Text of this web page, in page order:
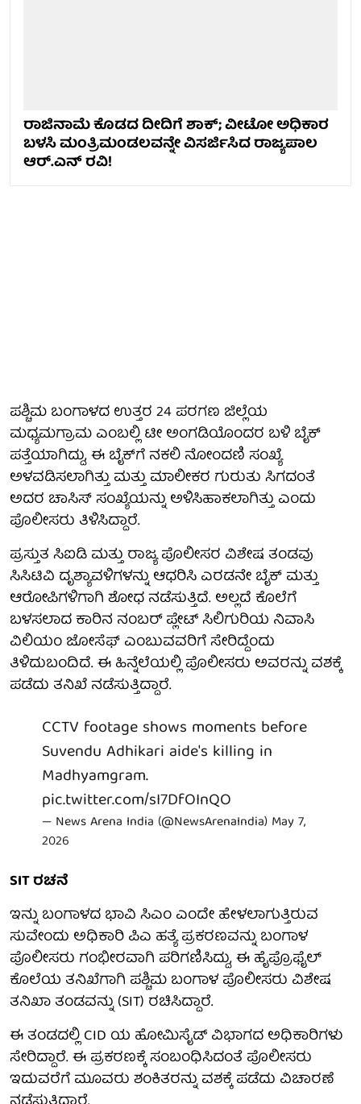
ರಾಜಿನಾಮೆ ಕೊಡದ ದೀದಿಗೆ ಶಾಕ್; ವೀಟೋ ಅಧಿಕಾರ
ಬಳಸಿ ಮಂತ್ರಿಮಂಡಲವನ್ನೇ ವಿಸರ್ಜಿಸಿದ ರಾಜ್ಯಪಾಲ
ಆರ್‌.ಎನ್ ರವಿ!
ಪಶ್ಚಿಮ ಬಂಗಾಳದ ಉತ್ತರ 24 ಪರಗಣ ಜಿಲ್ಲೆಯ
ಮಧ್ಯಮಗ್ರಾಮ ಎಂಬಲ್ಲಿ ಟೀ ಅಂಗಡಿಯೊಂದರ ಬಳಿ ಬೈಕ್
ಪತ್ತೆಯಾಗಿದ್ದು, ಈ ಬೈಕ್‌ಗೆ ನಕಲಿ ನೋಂದಣಿ ಸಂಖ್ಯೆ
ಅಳವಡಿಸಲಾಗಿತ್ತು ಮತ್ತು ಮಾಲೀಕರ ಗುರುತು ಸಿಗದಂತೆ
ಅದರ ಚಾಸಿಸ್ ಸಂಖ್ಯೆಯನ್ನು ಅಳಿಸಿಹಾಕಲಾಗಿತ್ತು ಎಂದು
ಪೊಲೀಸರು ತಿಳಿಸಿದ್ದಾರೆ.
ಪ್ರಸ್ತುತ ಸಿಐಡಿ ಮತ್ತು ರಾಜ್ಯ ಪೊಲೀಸರ ವಿಶೇಷ ತಂಡವು
ಸಿಸಿಟಿವಿ ದೃಶ್ಯಾವಳಿಗಳನ್ನು ಆಧರಿಸಿ ಎರಡನೇ ಬೈಕ್ ಮತ್ತು
ಆರೋಪಿಗಳಿಗಾಗಿ ಶೋಧ ನಡೆಸುತ್ತಿದೆ. ಅಲ್ಲದೆ ಕೊಲೆಗೆ
ಬಳಸಲಾದ ಕಾರಿನ ನಂಬರ್ ಪ್ಲೇಟ್ ಸಿಲಿಗುರಿಯ ನಿವಾಸಿ
ವಿಲಿಯಂ ಜೋಸೆಫ್ ಎಂಬುವವರಿಗೆ ಸೇರಿದ್ದೆಂದು
ತಿಳಿದುಬಂದಿದೆ. ಈ ಹಿನ್ನೆಲೆಯಲ್ಲಿ ಪೊಲೀಸರು ಅವರನ್ನು ವಶಕ್ಕೆ
ಪಡೆದು ತನಿಖೆ ನಡೆಸುತ್ತಿದ್ದಾರೆ.
CCTV footage shows moments before
Suvendu Adhikari aide's killing in
Madhyamgram.
pic.twitter.com/sI7DfOInQO
— News Arena India (@NewsArenaIndia) May 7,
2026
SIT ರಚನೆ
ಇನ್ನು ಬಂಗಾಳದ ಭಾವಿ ಸಿಎಂ ಎಂದೇ ಹೇಳಲಾಗುತ್ತಿರುವ
ಸುವೇಂದು ಅಧಿಕಾರಿ ಪಿಎ ಹತ್ಯೆ ಪ್ರಕರಣವನ್ನು ಬಂಗಾಳ
ಪೊಲೀಸರು ಗಂಭೀರವಾಗಿ ಪರಿಗಣಿಸಿದ್ದು, ಈ ಹೈಪ್ರೊಫೈಲ್
ಕೊಲೆಯ ತನಿಖೆಗಾಗಿ ಪಶ್ಚಿಮ ಬಂಗಾಳ ಪೊಲೀಸರು ವಿಶೇಷ
ತನಿಖಾ ತಂಡವನ್ನು (SIT) ರಚಿಸಿದ್ದಾರೆ.
ಈ ತಂಡದಲ್ಲಿ CID ಯ ಹೋಮಿಸೈಡ್ ವಿಭಾಗದ ಅಧಿಕಾರಿಗಳು
ಸೇರಿದ್ದಾರೆ. ಈ ಪ್ರಕರಣಕ್ಕೆ ಸಂಬಂಧಿಸಿದಂತೆ ಪೊಲೀಸರು
ಇದುವರೆಗೆ ಮೂವರು ಶಂಕಿತರನ್ನು ವಶಕ್ಕೆ ಪಡೆದು ವಿಚಾರಣೆ